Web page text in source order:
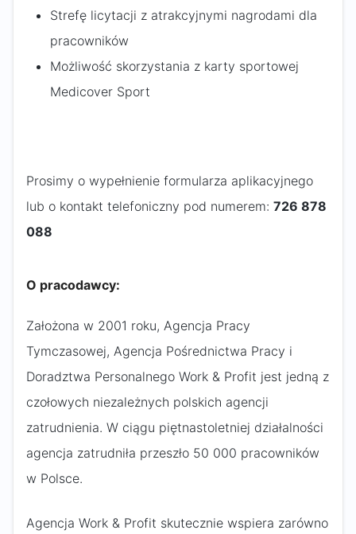
Strefę licytacji z atrakcyjnymi nagrodami dla
pracowników
Możliwość skorzystania z karty sportowej
Medicover Sport
Prosimy o wypełnienie formularza aplikacyjnego
lub o kontakt telefoniczny pod numerem: 726 878
088
O pracodawcy:
Założona w 2001 roku, Agencja Pracy
Tymczasowej, Agencja Pośrednictwa Pracy i
Doradztwa Personalnego Work & Profit jest jedną z
czołowych niezależnych polskich agencji
zatrudnienia. W ciągu piętnastoletniej działalności
agencja zatrudniła przeszło 50 000 pracowników
w Polsce.
Agencja Work & Profit skutecznie wspiera zarówno